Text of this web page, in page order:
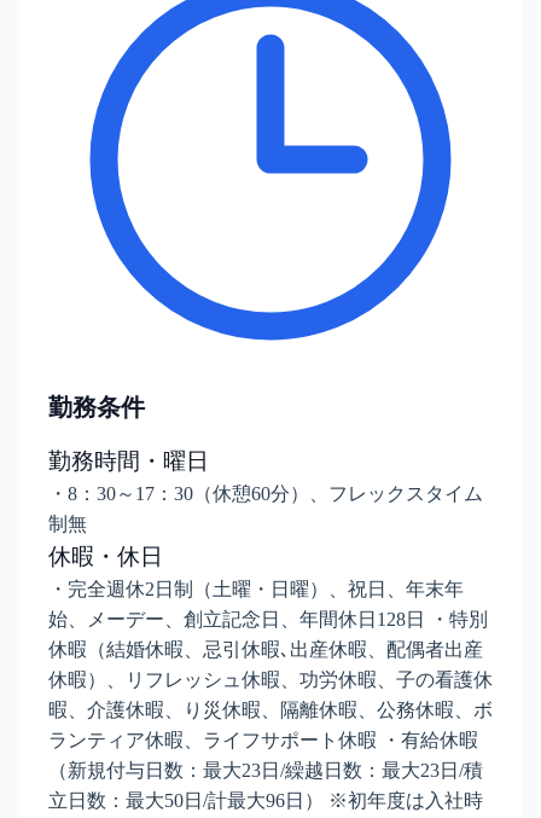
勤務条件
勤務時間・曜日
・8：30～17：30（休憩60分）、フレックスタイム
制無
休暇・休日
・完全週休2日制（土曜・日曜）、祝日、年末年
始、メーデー、創立記念日、年間休日128日 ・特別
休暇（結婚休暇、忌引休暇､出産休暇、配偶者出産
休暇）、リフレッシュ休暇、功労休暇、子の看護休
暇、介護休暇、り災休暇、隔離休暇、公務休暇、ボ
ランティア休暇、ライフサポート休暇 ・有給休暇
（新規付与日数：最大23日/繰越日数：最大23日/積
立日数：最大50日/計最大96日） ※初年度は入社時